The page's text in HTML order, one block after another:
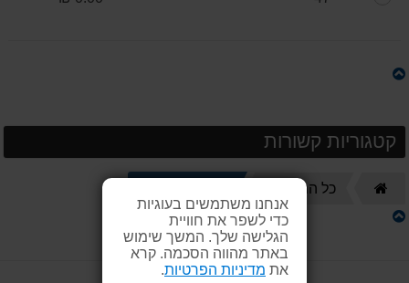
אנחנו משתמשים בעוגיות
כדי לשפר את חוויית
הגלישה שלך. המשך שימוש
באתר מהווה הסכמה. קרא
את מדיניות הפרטיות
קטגוריות קשורות
כל המוצרים